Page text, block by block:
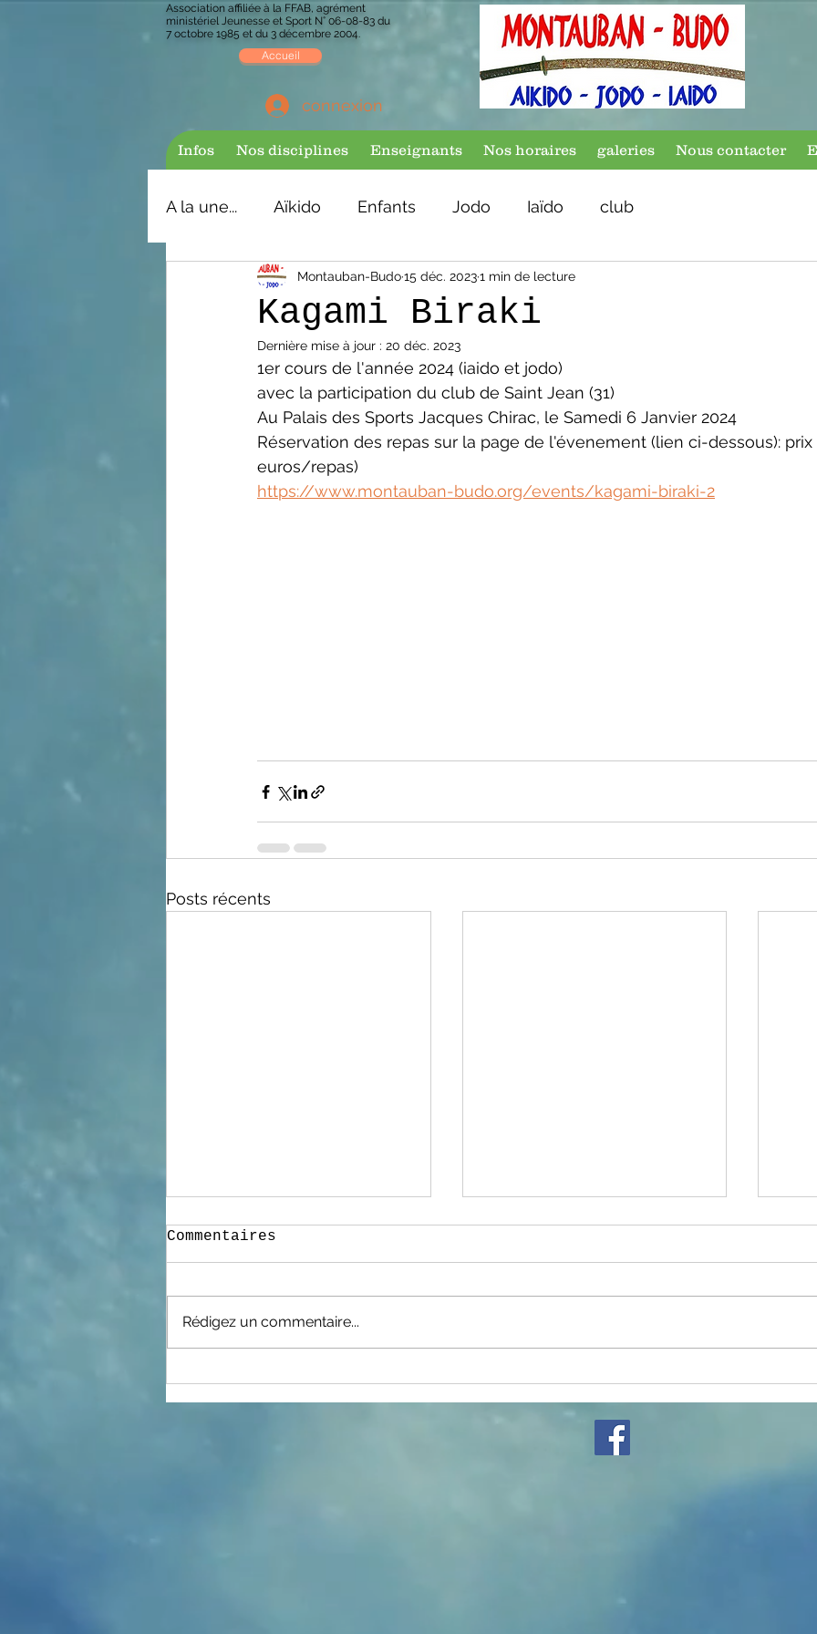
Association affiliée à la FFAB, agrément
ministériel Jeunesse et Sport N° 06-08-83 du
7 octobre 1985 et du 3 décembre 2004.
Accueil
connexion
Infos Nos disciplines Enseignants Nos horaires galeries Nous contacter
A la une... Aïkido Enfants Jodo Iaïdo club
Kagami Biraki
Montauban-Budo15 déc. 20231 min de lecture
Dernière mise à jour : 20 déc. 2023
1er cours de l'année 2024 (iaido et jodo)
avec la participation du club de Saint Jean (31)
Au Palais des Sports Jacques Chirac, le Samedi 6 Janvier 2024
Réservation des repas sur la page de l'évenement (lien ci-dessous):
euros/repas)
https://www.montauban-budo.org/events/kagami-biraki-2
Posts récents
Commentaires
Rédigez un commentaire...